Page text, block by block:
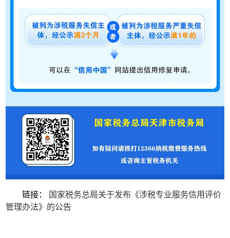
链接：
国家税务总局关于发布《涉税专业服务信用评价
管理办法》的公告